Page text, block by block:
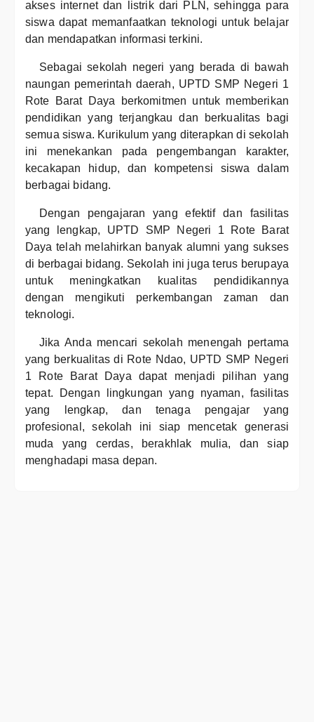
akses internet dan listrik dari PLN, sehingga para
siswa dapat memanfaatkan teknologi untuk belajar
dan mendapatkan informasi terkini.
Sebagai sekolah negeri yang berada di bawah
naungan pemerintah daerah, UPTD SMP Negeri 1
Rote Barat Daya berkomitmen untuk memberikan
pendidikan yang terjangkau dan berkualitas bagi
semua siswa. Kurikulum yang diterapkan di sekolah
ini menekankan pada pengembangan karakter,
kecakapan hidup, dan kompetensi siswa dalam
berbagai bidang.
Dengan pengajaran yang efektif dan fasilitas
yang lengkap, UPTD SMP Negeri 1 Rote Barat
Daya telah melahirkan banyak alumni yang sukses
di berbagai bidang. Sekolah ini juga terus berupaya
untuk meningkatkan kualitas pendidikannya
dengan mengikuti perkembangan zaman dan
teknologi.
Jika Anda mencari sekolah menengah pertama
yang berkualitas di Rote Ndao, UPTD SMP Negeri
1 Rote Barat Daya dapat menjadi pilihan yang
tepat. Dengan lingkungan yang nyaman, fasilitas
yang lengkap, dan tenaga pengajar yang
profesional, sekolah ini siap mencetak generasi
muda yang cerdas, berakhlak mulia, dan siap
menghadapi masa depan.